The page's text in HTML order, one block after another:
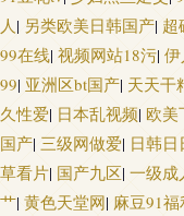
利夜 五月花综合入口 俺去
国精品 欧美色图另类图片
人加勒比综合 亚洲色图另
三级aaa 久久伊人免费视
人| 另类欧美日韩国产| 超
99在线| 视频网站18污|
99| 亚洲区bt国产| 天天干
久性爱| 日本乱视频| 欧美
国产| 三级网做爱| 日韩日
草看片| 国产九区| 一级成
艹| 黄色天堂网| 麻豆91福